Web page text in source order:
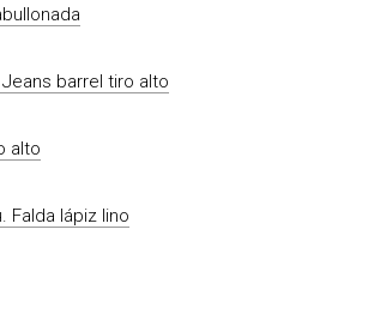
Jeans barrel tiro alto
Falda lápiz lino